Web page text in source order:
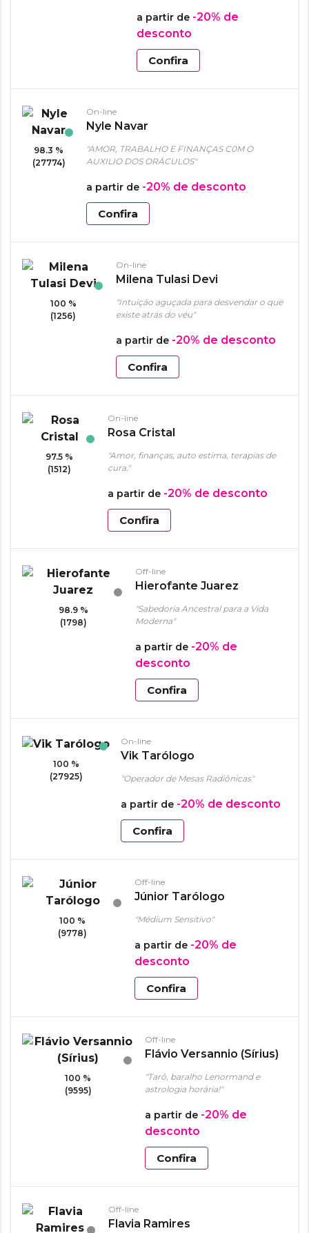
a partir de -20% de
desconto
Confira
98.3 %
(27774)
On-line
Nyle Navar
"AMOR, TRABALHO E FINANÇAS C0M O
AUXILIO DOS ORÁCULOS"
a partir de -20% de desconto
Confira
100 %
(1256)
On-line
Milena Tulasi Devi
"Intuição aguçada para desvendar o que
existe atrás do véu"
a partir de -20% de desconto
Confira
97.5 %
(1512)
On-line
Rosa Cristal
"Amor, finanças, auto estima, terapias de
cura."
a partir de -20% de desconto
Confira
98.9 %
(1798)
Off-line
Hierofante Juarez
"Sabedoria Ancestral para a Vida
Moderna"
a partir de -20% de
desconto
Confira
100 %
(27925)
On-line
Vik Tarólogo
"Operador de Mesas Radiônicas"
a partir de -20% de desconto
Confira
100 %
(9778)
Off-line
Júnior Tarólogo
"Médium Sensitivo"
a partir de -20% de
desconto
Confira
100 %
(9595)
Off-line
Flávio Versannio (Sírius)
"Tarô, baralho Lenormand e
astrologia horária!"
a partir de -20% de
desconto
Confira
Off-line
Flavia Ramires